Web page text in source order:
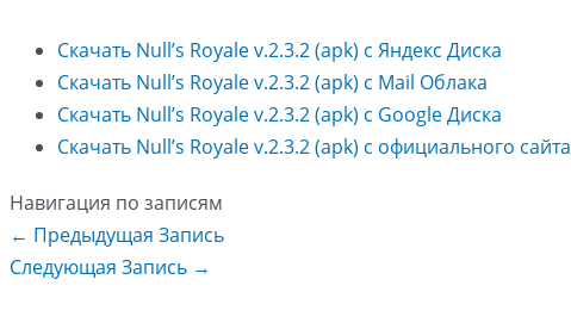
Скачать Null’s Royale v.2.3.2 (apk) с Яндекс Диска
Скачать Null’s Royale v.2.3.2 (apk) с Mail Облака
Скачать Null’s Royale v.2.3.2 (apk) с Google Диска
Скачать Null’s Royale v.2.3.2 (apk) с официального сайта
Навигация по записям
← Предыдущая Запись
Следующая Запись →